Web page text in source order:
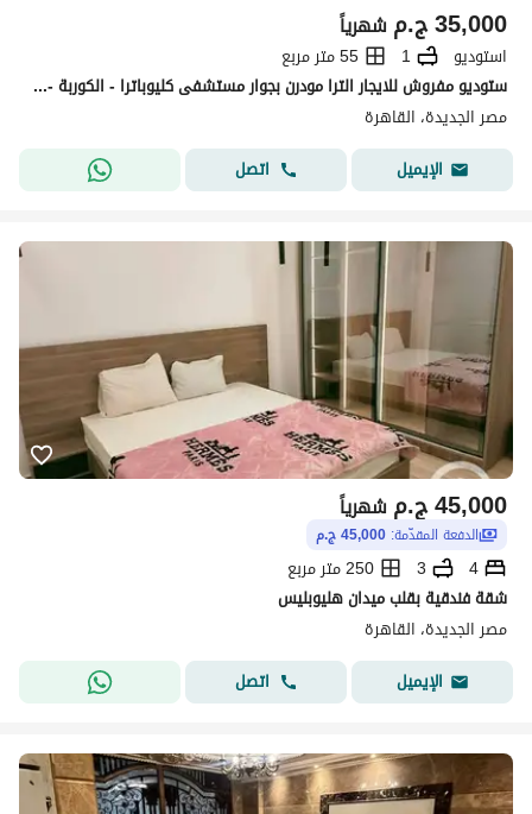
ج.م35,000 شهرياً
استوديو 1
55 متر مربع
ستوديو مفروش للايجار الترا مودرن بجوار مستشفى كليوباترا - الكوربة - فرش شيك جدا
مصر الجديدة، القاهرة
الإيميل
اتصل
ج.م45,000 شهرياً
الدفعة المقدّمة: 45,000 ج.م
4
3
250 متر مربع
شقة فندقية بقلب ميدان هليوبليس
مصر الجديدة، القاهرة
الإيميل
اتصل